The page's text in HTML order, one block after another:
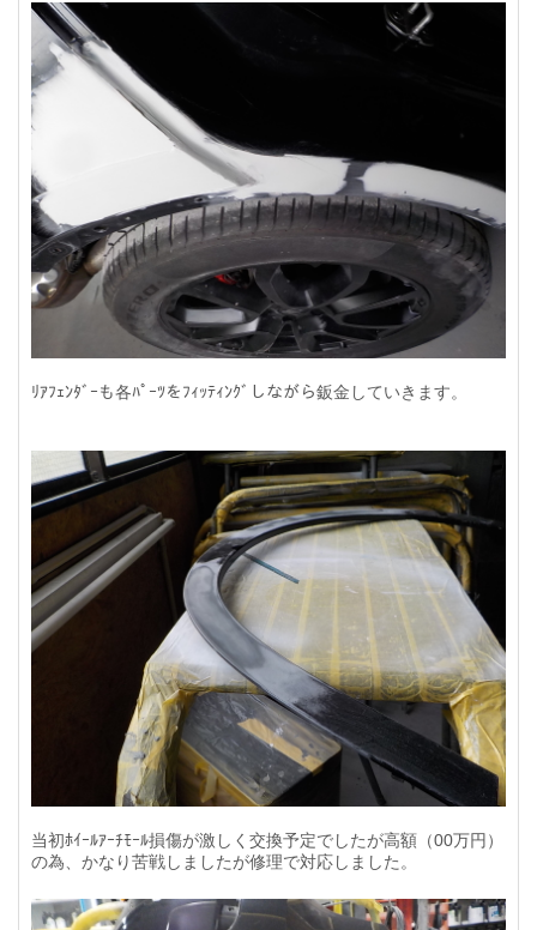
ﾘｱﾌｪﾝﾀﾞｰも各ﾊﾟｰﾂをﾌｨｯﾃｨﾝｸﾞしながら鈑金していきます。
当初ﾎｲｰﾙｱｰﾁﾓｰﾙ損傷が激しく交換予定でしたが高額（00万円）
の為、かなり苦戦しましたが修理で対応しました。